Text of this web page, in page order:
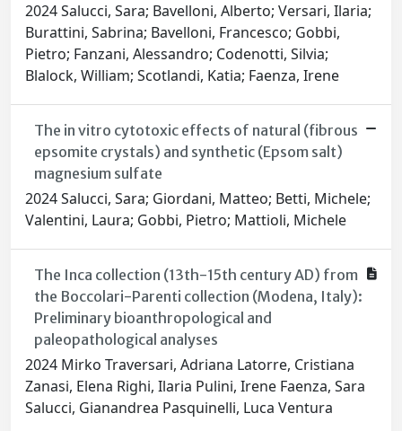
2024 Salucci, Sara; Bavelloni, Alberto; Versari, Ilaria;
Burattini, Sabrina; Bavelloni, Francesco; Gobbi,
Pietro; Fanzani, Alessandro; Codenotti, Silvia;
Blalock, William; Scotlandi, Katia; Faenza, Irene
The in vitro cytotoxic effects of natural (fibrous
epsomite crystals) and synthetic (Epsom salt)
magnesium sulfate
2024 Salucci, Sara; Giordani, Matteo; Betti, Michele;
Valentini, Laura; Gobbi, Pietro; Mattioli, Michele
The Inca collection (13th-15th century AD) from
the Boccolari-Parenti collection (Modena, Italy):
Preliminary bioanthropological and
paleopathological analyses
2024 Mirko Traversari, Adriana Latorre, Cristiana
Zanasi, Elena Righi, Ilaria Pulini, Irene Faenza, Sara
Salucci, Gianandrea Pasquinelli, Luca Ventura